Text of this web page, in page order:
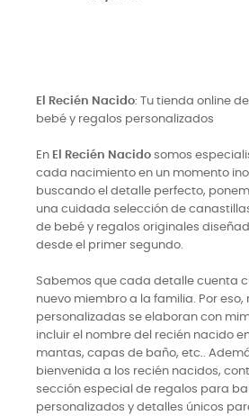
El Recién Nacido: Tu tienda online
bebé y regalos personalizados
En El Recién Nacido somos
cada nacimiento en un momento
buscando el detalle perfecto,
una cuidada selección de
de bebé y regalos originales
desde el primer segundo.
Sabemos que cada detalle cuenta
nuevo miembro a la familia. Por
personalizadas se elaboran con
incluir el nombre del recién nacido
mantas, capas de baño, etc..
bienvenida a los recién nacidos,
sección especial de regalos para
personalizados y detalles únicos